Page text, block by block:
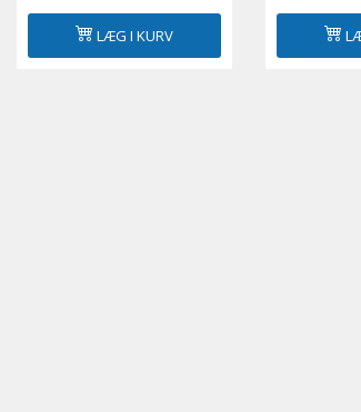
LÆG I KURV